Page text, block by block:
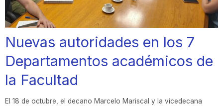
Nuevas autoridades en los 7
Departamentos académicos de
la Facultad
El 18 de octubre, el decano Marcelo Mariscal y la vicedecana